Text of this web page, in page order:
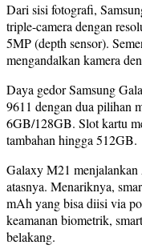
Dari sisi fotografi,
triple-camera dengan
5MP (depth sensor).
mengandalkan kamera
Daya gedor Samsung
9611 dengan dua
6GB/128GB. Slot kartu
tambahan hingga 512GB.
Galaxy M21
atasnya. Menariknya,
mAh yang bisa diisi via
keamanan biometrik,
belakang.